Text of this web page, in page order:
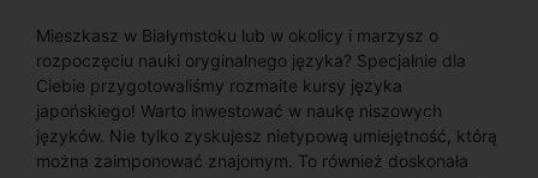
Mieszkasz w Białymstoku lub w okolicy i marzysz o
rozpoczęciu nauki oryginalnego języka? Specjalnie dla
Ciebie przygotowaliśmy rozmaite kursy języka
japońskiego! Warto inwestować w naukę niszowych
języków. Nie tylko zyskujesz nietypową umiejętność, którą
można zaimponować znajomym. To również doskonała